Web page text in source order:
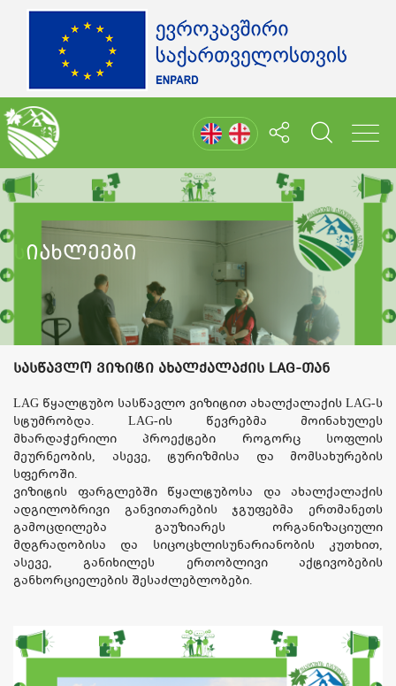
Სიახლეები
სასწავლო ვიზიტი ახალქალაქის LAG-თან
LAG წყალტუბო სასწავლო ვიზიტით ახალქალაქის LAG-ს
სტუმრობდა. LAG-ის წევრებმა მოინახულეს
მხარდაჭერილი პროექტები როგორც სოფლის
მეურნეობის, ასევე, ტურიზმისა და მომსახურების
სფეროში.
ვიზიტის ფარგლებში წყალტუბოსა და ახალქალაქის
ადგილობრივი განვითარების ჯგუფებმა ერთმანეთს
გამოცდილება გაუზიარეს ორგანიზაციული
მდგრადობისა და სიცოცხლისუნარიანობის კუთხით,
ასევე, განიხილეს ერთობლივი აქტივობების
განხორციელების შესაძლებლობები.